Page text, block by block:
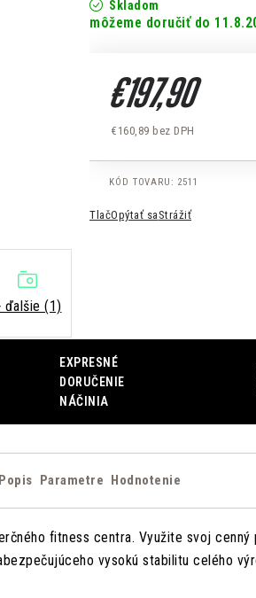
Skladom
€197,90
€160,89 bez DPH
KÓD TOVARU: 2511
TlačOpýtať sa Strážiť
ďalšie (1)
EXPRESNÉ
DORUČENIE
NÁČINIA
Popis Parametre Hodnotenie
fitness centra. Využite svoj
vysokú stabilitu celého